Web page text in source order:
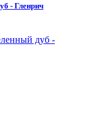
- Гленрич